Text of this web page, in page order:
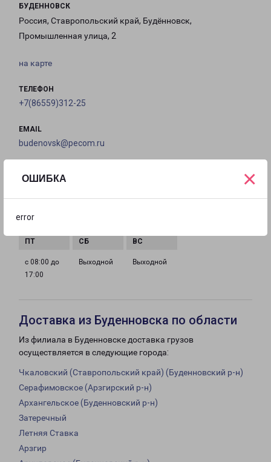
ОШИБКА
error
×
БУДЕННОВСК
Россия, Ставропольский край, Будённовск,
Промышленная улица, 2
на карте
ТЕЛЕФОН
+7(86559)312-25
EMAIL
budenovsk@pecom.ru
17:00
с 08:00 до
17:00
Выходной Выходной
Доставка из Буденновска по области
Из филиала в Буденновске доставка грузов
осуществляется в следующие города:
Чкаловский (Ставропольский край) (Буденновский р-н)
Серафимовское (Арзгирский р-н)
Архангельское (Буденновский р-н)
Затеречный
Летняя Ставка
Арзгир